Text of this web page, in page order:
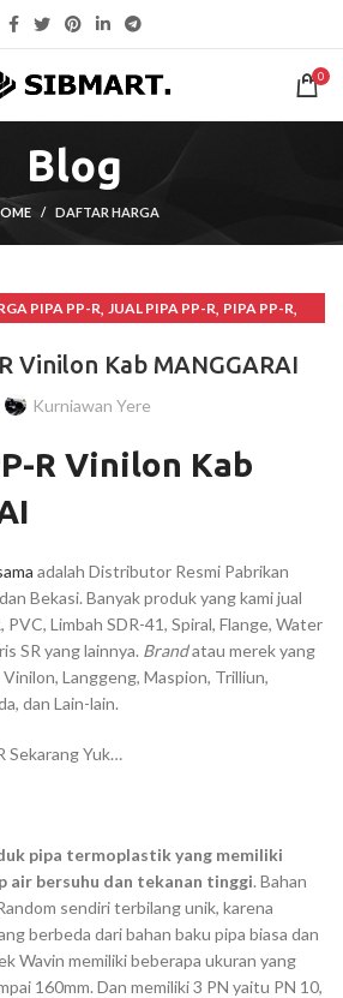
0
Blog
DAFTAR HARGA
PIPA PP-R, JUAL PIPA PP-R, PIPA PP-R,
Vinilon Kab MANGGARAI
Kurniawan Yere
R Vinilon Kab
adalah Distributor Resmi Pabrikan
Bekasi. Banyak produk yang kami jual
PVC, Limbah SDR-41, Spiral, Flange, Water
SR yang lainnya. Brandatau merek yang
Langgeng, Maspion, Trilliun,
dan Lain-lain.
Sekarang Yuk…
pipa termoplastik yang memiliki
air bersuhu dan tekanan tinggi. Bahan
sendiri terbilang unik, karena
berbeda dari bahan baku pipa biasa dan
Wavin memiliki beberapa ukuran yang
160mm. Dan memiliki 3 PN yaitu PN 10,